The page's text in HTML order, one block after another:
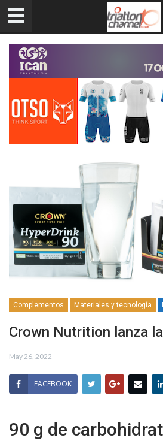
Complementos Materiales y tecnología
Crown Nutrition lanza
May 26, 2022
FACEBOOK
90 g de